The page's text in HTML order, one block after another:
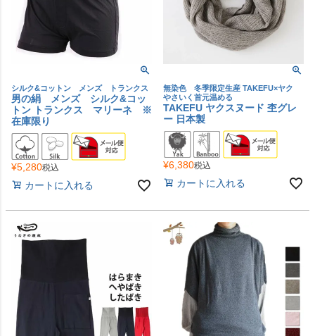
シルク&コットン メンズ トランクス
男の絹 メンズ シルク&コッ
トン トランクス マリーネ ※
在庫限り
¥5,280税込
カートに入れる
無染色 冬季限定生産 TAKEFU×ヤク
やさいく首元温める
TAKEFU ヤクスヌード 杢グレ
ー 日本製
¥6,380税込
カートに入れる